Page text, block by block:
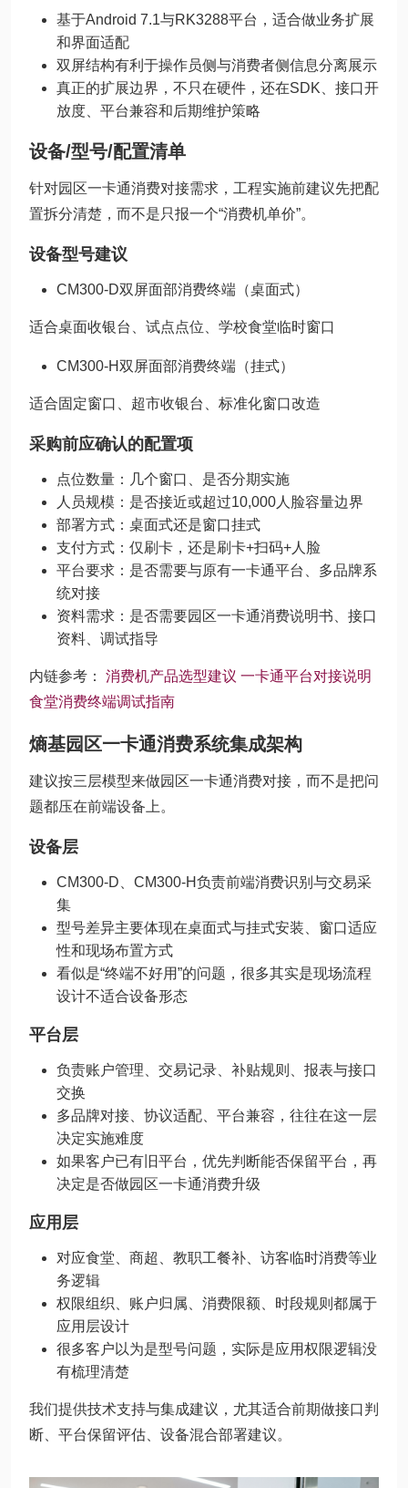
基于Android 7.1与RK3288平台，适合做业务扩展
和界面适配
双屏结构有利于操作员侧与消费者侧信息分离展示
真正的扩展边界，不只在硬件，还在SDK、接口开
放度、平台兼容和后期维护策略
设备/型号/配置清单
针对园区一卡通消费对接需求，工程实施前建议先把配
置拆分清楚，而不是只报一个“消费机单价”。
设备型号建议
CM300-D双屏面部消费终端（桌面式）
适合桌面收银台、试点点位、学校食堂临时窗口
CM300-H双屏面部消费终端（挂式）
适合固定窗口、超市收银台、标准化窗口改造
采购前应确认的配置项
点位数量：几个窗口、是否分期实施
人员规模：是否接近或超过10,000人脸容量边界
部署方式：桌面式还是窗口挂式
支付方式：仅刷卡，还是刷卡+扫码+人脸
平台要求：是否需要与原有一卡通平台、多品牌系
统对接
资料需求：是否需要园区一卡通消费说明书、接口
资料、调试指导
内链参考： 消费机产品选型建议 一卡通平台对接说明
食堂消费终端调试指南
熵基园区一卡通消费系统集成架构
建议按三层模型来做园区一卡通消费对接，而不是把问
题都压在前端设备上。
设备层
CM300-D、CM300-H负责前端消费识别与交易采
集
型号差异主要体现在桌面式与挂式安装、窗口适应
性和现场布置方式
看似是“终端不好用”的问题，很多其实是现场流程
设计不适合设备形态
平台层
负责账户管理、交易记录、补贴规则、报表与接口
交换
多品牌对接、协议适配、平台兼容，往往在这一层
决定实施难度
如果客户已有旧平台，优先判断能否保留平台，再
决定是否做园区一卡通消费升级
应用层
对应食堂、商超、教职工餐补、访客临时消费等业
务逻辑
权限组织、账户归属、消费限额、时段规则都属于
应用层设计
很多客户以为是型号问题，实际是应用权限逻辑没
有梳理清楚
我们提供技术支持与集成建议，尤其适合前期做接口判
断、平台保留评估、设备混合部署建议。